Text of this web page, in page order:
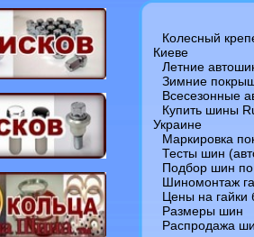
Колесный
Киеве
Летние
Зимние
Всесезонные
Купить шины
Украине
Маркировка
Тесты шин
Подбор шин
Шиномонтаж
Цены на гайки
Размеры шин
Распродажа